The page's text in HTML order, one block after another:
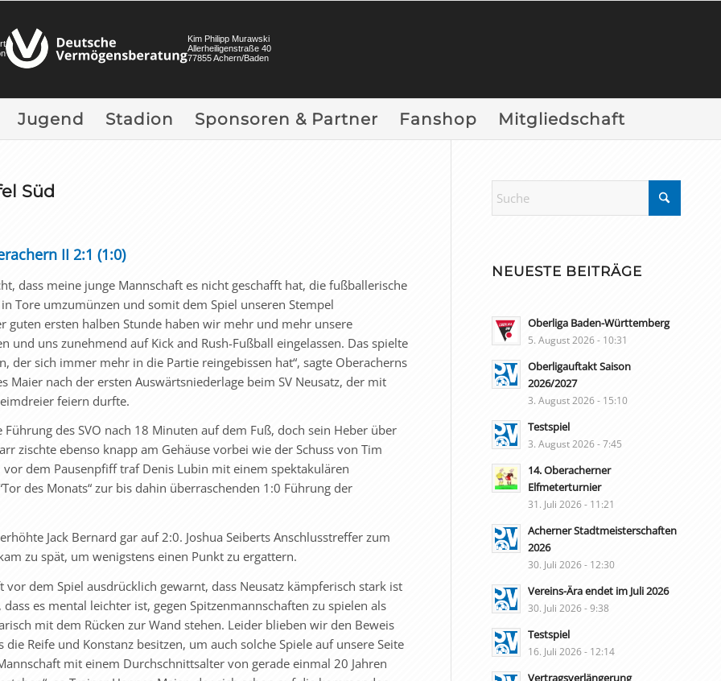
Kim Philipp Murawski
Allerheiligenstraße 40
77855 Achern/Baden
Jugend Stadion Sponsoren & Partner Fanshop Mitgliedschaft
Süd
II 2:1 (1:0)
dass meine junge Mannschaft es nicht geschafft hat, die fußballerische
Tore umzumünzen und somit dem Spiel unseren Stempel
guten ersten halben Stunde haben wir mehr und mehr unsere
und uns zunehmend auf Kick and Rush-Fußball eingelassen. Das spielte
der sich immer mehr in die Partie reingebissen hat“, sagte Oberacherns
Maier nach der ersten Auswärtsniederlage beim SV Neusatz, der mit
feiern durfte.
Führung des SVO nach 18 Minuten auf dem Fuß, doch sein Heber über
zischte ebenso knapp am Gehäuse vorbei wie der Schuss von Tim
vor dem Pausenpfiff traf Denis Lubin mit einem spektakulären
des Monats“ zur bis dahin überraschenden 1:0 Führung der
Jack Bernard gar auf 2:0. Joshua Seiberts Anschlusstreffer zum
zu spät, um wenigstens einen Punkt zu ergattern.
vor dem Spiel ausdrücklich gewarnt, dass Neusatz kämpferisch stark ist
es mental leichter ist, gegen Spitzenmannschaften zu spielen als
mit dem Rücken zur Wand stehen. Leider blieben wir den Beweis
Reife und Konstanz besitzen, um auch solche Spiele auf unsere Seite
mit einem Durchschnittsalter von gerade einmal 20 Jahren
NEUESTE BEITRÄGE
Oberliga Baden-Württemberg
5. August 2026 - 10:31
Oberligauftakt Saison
2026/2027
3. August 2026 - 15:10
Testspiel
3. August 2026 - 7:45
14. Oberacherner
Elfmeterturnier
31. Juli 2026 - 11:21
Acherner Stadtmeisterschaften
2026
30. Juli 2026 - 12:30
Vereins-Ära endet im Juli 2026
30. Juli 2026 - 9:38
Testspiel
16. Juli 2026 - 12:14
Vertragsverlängerung